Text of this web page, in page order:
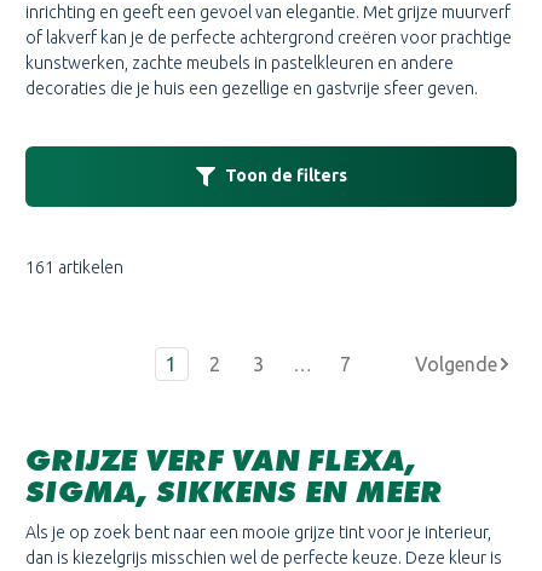
inrichting en geeft een gevoel van elegantie. Met grijze muurverf
of lakverf kan je de perfecte achtergrond creëren voor prachtige
kunstwerken, zachte meubels in pastelkleuren en andere
decoraties die je huis een gezellige en gastvrije sfeer geven.
161 artikelen
1 2 3 … 7
Toon de filters
GRIJZE VERF VAN FLEXA,
SIGMA, SIKKENS EN MEER
Als je op zoek bent naar een mooie grijze tint voor je interieur,
dan is kiezelgrijs misschien wel de perfecte keuze. Deze kleur is